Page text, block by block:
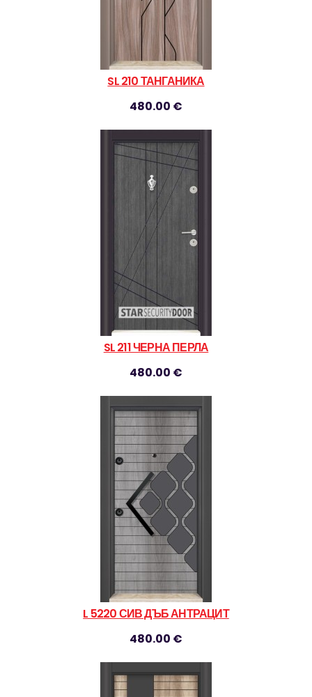
SL 210 ТАНГАНИКА
480.00 €
SL 211 ЧЕРНА ПЕРЛА
480.00 €
L 5220 СИВ ДЪБ АНТРАЦИТ
480.00 €